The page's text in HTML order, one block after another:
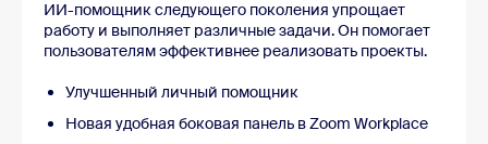
ИИ-помощник следующего поколения упрощает
работу и выполняет различные задачи. Он помогает
пользователям эффективнее реализовать проекты.
Улучшенный личный помощник
Новая удобная боковая панель в Zoom Workplace